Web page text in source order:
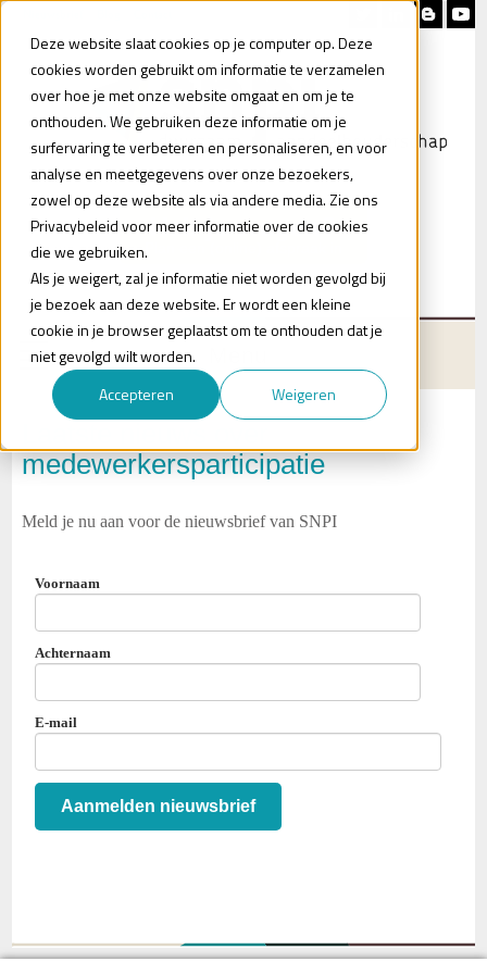
Deze website slaat cookies op je computer op. Deze
cookies worden gebruikt om informatie te verzamelen
over hoe je met onze website omgaat en om je te
onthouden. We gebruiken deze informatie om je
surfervaring te verbeteren en personaliseren, en voor
analyse en meetgegevens over onze bezoekers,
zowel op deze website als via andere media. Zie ons
Privacybeleid voor meer informatie over de cookies
die we gebruiken.
Als je weigert, zal je informatie niet worden gevolgd bij
je bezoek aan deze website. Er wordt een kleine
cookie in je browser geplaatst om te onthouden dat je
niet gevolgd wilt worden.
Accepteren
Weigeren
Heb je vragen?
medewerkersparticipatie
Meld je nu aan voor de nieuwsbrief van SNPI
Voornaam
Achternaam
E-mail